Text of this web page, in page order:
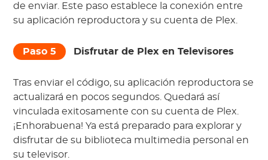
de enviar. Este paso establece la conexión entre
su aplicación reproductora y su cuenta de Plex.
Paso 5 Disfrutar de Plex en Televisores
Tras enviar el código, su aplicación reproductora se
actualizará en pocos segundos. Quedará así
vinculada exitosamente con su cuenta de Plex.
¡Enhorabuena! Ya está preparado para explorar y
disfrutar de su biblioteca multimedia personal en
su televisor.